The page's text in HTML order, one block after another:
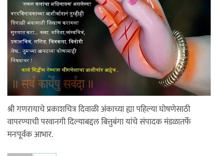
श्री गणरायाचे प्रकाशचित्र दिवाळी अंकाच्या ह्या पहिल्या घोषणेसाठी
वापरण्याची परवानगी दिल्याबद्दल बित्तुबंगा यांचे संपादक मंडळातर्फे
मनःपूर्वक आभार.